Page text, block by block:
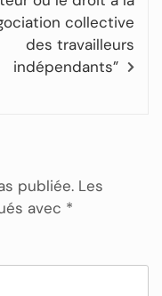
collective
des travailleurs
indépendants”
publiée. Les
avec *